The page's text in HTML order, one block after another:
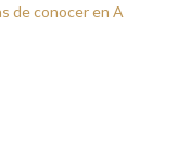
de conocer en A